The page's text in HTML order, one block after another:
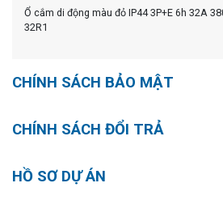
Ổ cắm di động màu đỏ IP44 3P+E 6h 32A
32R1
CHÍNH SÁCH BẢO MẬT
CHÍNH SÁCH ĐỔI TRẢ
HỒ SƠ DỰ ÁN